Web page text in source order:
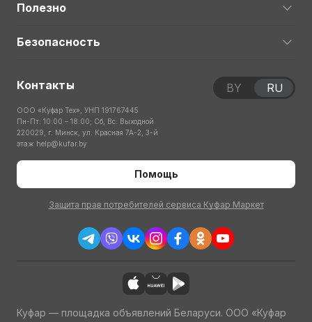
Полезно
Безопасность
Контакты
ООО «Куфар Тех», УНП 191767445
Пн-Пт: 10:00 – 18:00; Сб, Вс: Выходной
220029, г. Минск, ул. Красная 7А-2, 3-й
этаж help@kufar.by
Помощь
Защита прав потребителей сервиса Куфар Маркет
BY RU
Куфар — площадка объявлений Беларуси. ООО «Куфар